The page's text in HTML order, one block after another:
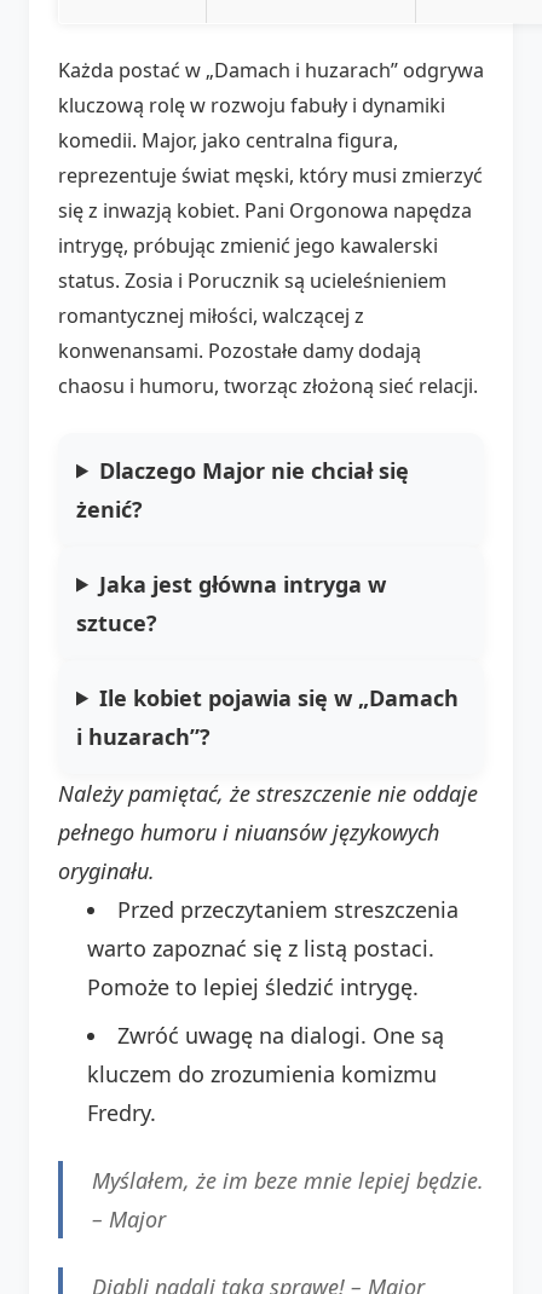
Każda postać w „Damach i huzarach” odgrywa
kluczową rolę w rozwoju fabuły i dynamiki
komedii. Major, jako centralna figura,
reprezentuje świat męski, który musi zmierzyć
się z inwazją kobiet. Pani Orgonowa napędza
intrygę, próbując zmienić jego kawalerski
status. Zosia i Porucznik są ucieleśnieniem
romantycznej miłości, walczącej z
konwenansami. Pozostałe damy dodają
chaosu i humoru, tworząc złożoną sieć relacji.
Dlaczego Major nie chciał się
żenić?
Jaka jest główna intryga w
sztuce?
Ile kobiet pojawia się w „Damach
i huzarach”?
Należy pamiętać, że streszczenie nie oddaje
pełnego humoru i niuansów językowych
oryginału.
Przed przeczytaniem streszczenia
warto zapoznać się z listą postaci.
Pomoże to lepiej śledzić intrygę.
Zwróć uwagę na dialogi. One są
kluczem do zrozumienia komizmu
Fredry.
Myślałem, że im beze mnie lepiej będzie.
– Major
Diabli nadali taką sprawę! – Major